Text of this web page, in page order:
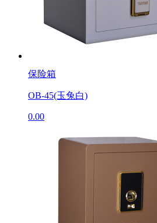
保险箱
OB-45(玉兔白)
0.00